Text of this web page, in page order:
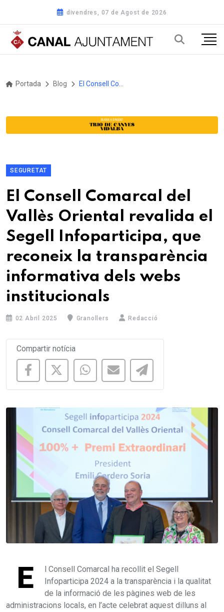
divendres, 07 de Agost de 2026
Portada Blog
SEGURETAT
El Consell Comarcal del
Vallès Oriental revalida el
Segell Infoparticipa, que
reconeix la transparència
informativa dels webs
institucionals
02 Abril 2025 Granollers Redacció
Compartir notícia
E
l Consell Comarcal ha recollit el Segell
Infoparticipa 2024 a la transparència i la qualitat
de la informació de les pàgines web de les
administracions locals, en l’acte celebrat aquest dilluns al